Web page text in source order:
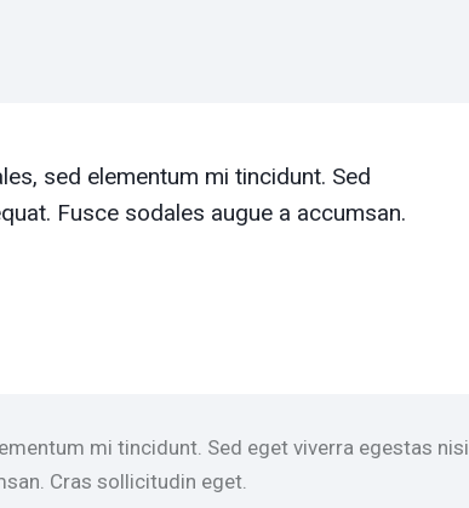
sed elementum mi tincidunt. Sed
Fusce sodales augue a accumsan.
mi tincidunt. Sed eget viverra egestas nisi
Cras sollicitudin eget.